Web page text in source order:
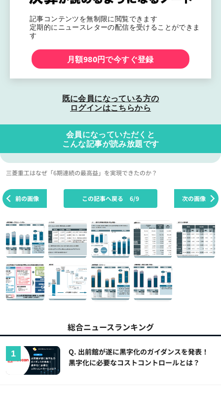
記事コンテンツを無制限に閲覧できます
定期的にニュースレターの配信を受けることができま
す
月額980円で今すぐ登録
既に会員になっている方の
ログインはこちらから
会員になっていただくと
こんな記事が読み放題です
三菱重工はなぜ「6期連続の最高益」を実現できたのか？
前の画像 次の画像
この記事へ戻る 6/9
総合ニュースランキング
Q. 出前館が遂に黒字化のガイダンスを発表！
黒字化に必要なコストコントロールとは？